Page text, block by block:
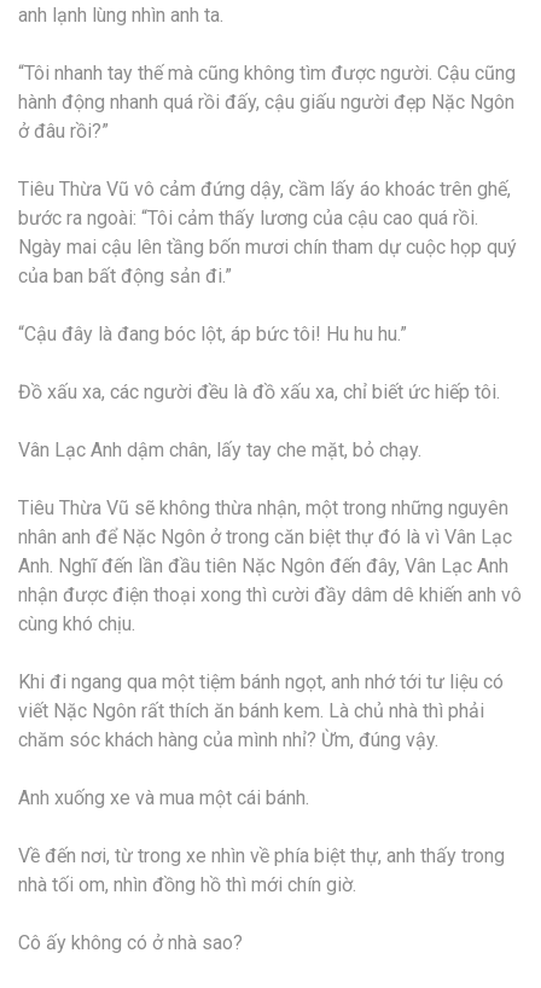
anh lạnh lùng nhìn anh ta.
“Tôi nhanh tay thế mà cũng không tìm được người. Cậu cũng
hành động nhanh quá rồi đấy, cậu giấu người đẹp Nặc Ngôn
ở đâu rồi?”
Tiêu Thừa Vũ vô cảm đứng dậy, cầm lấy áo khoác trên ghế,
bước ra ngoài: “Tôi cảm thấy lương của cậu cao quá rồi.
Ngày mai cậu lên tầng bốn mươi chín tham dự cuộc họp quý
của ban bất động sản đi.”
“Cậu đây là đang bóc lột, áp bức tôi! Hu hu hu.”
Đồ xấu xa, các người đều là đồ xấu xa, chỉ biết ức hiếp tôi.
Vân Lạc Anh dậm chân, lấy tay che mặt, bỏ chạy.
Tiêu Thừa Vũ sẽ không thừa nhận, một trong những nguyên
nhân anh để Nặc Ngôn ở trong căn biệt thự đó là vì Vân Lạc
Anh. Nghĩ đến lần đầu tiên Nặc Ngôn đến đây, Vân Lạc Anh
nhận được điện thoại xong thì cười đầy dâm dê khiến anh vô
cùng khó chịu.
Khi đi ngang qua một tiệm bánh ngọt, anh nhớ tới tư liệu có
viết Nặc Ngôn rất thích ăn bánh kem. Là chủ nhà thì phải
chăm sóc khách hàng của mình nhỉ? Ừm, đúng vậy.
Anh xuống xe và mua một cái bánh.
Về đến nơi, từ trong xe nhìn về phía biệt thự, anh thấy trong
nhà tối om, nhìn đồng hồ thì mới chín giờ.
Cô ấy không có ở nhà sao?